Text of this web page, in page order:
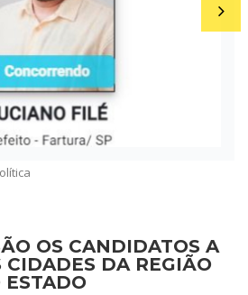
OS CANDIDATOS A
CIDADES DA REGIÃO
ESTADO